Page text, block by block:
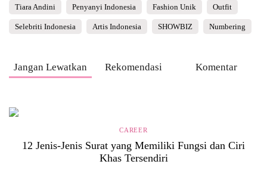
Tiara Andini Penyanyi Indonesia Fashion Unik Outfit
Selebriti Indonesia Artis Indonesia SHOWBIZ Numbering
Jangan Lewatkan Rekomendasi Komentar
CAREER
12 Jenis-Jenis Surat yang Memiliki Fungsi dan Ciri
Khas Tersendiri